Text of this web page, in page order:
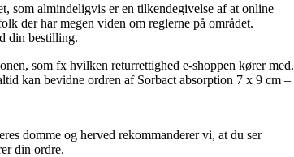
som almindeligvis er en tilkendegivelse af at online
der har megen viden om reglerne på området.
din bestilling.
som fx hvilken returrettighed e-shoppen kører med.
kan bevidne ordren af Sorbact absorption 7 x 9 cm –
domme og herved rekommanderer vi, at du ser
din ordre.